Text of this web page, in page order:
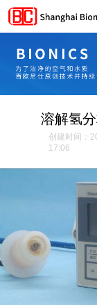
首页
公司简介
产品中心
气体列表
气体传感器
联系我们
溶解氢
创建时间：
17:06